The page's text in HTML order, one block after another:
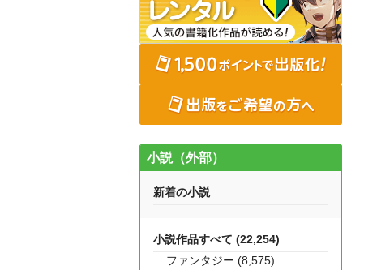
小説（外部）
新着の小説
小説作品すべて (22,254)
ファンタジー (8,575)